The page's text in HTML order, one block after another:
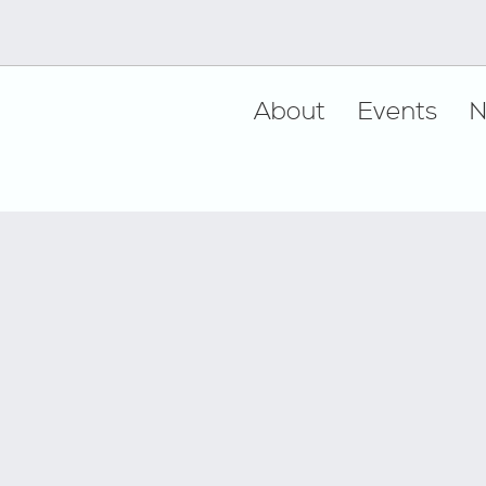
About Events